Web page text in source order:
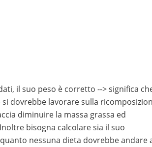
il suo peso è corretto --> significa
dovrebbe lavorare sulla
diminuire la massa grassa ed
bisogna calcolare sia il suo
nessuna dieta dovrebbe andare